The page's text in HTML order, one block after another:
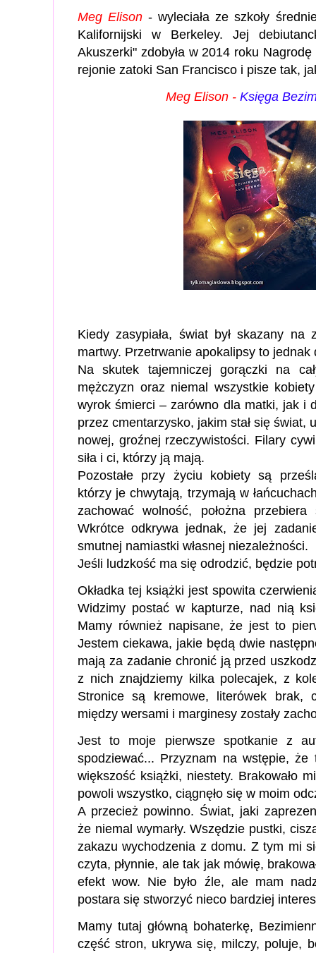
Meg Elison- wyleciała ze szkoły
Kalifornijski w Berkeley. Jej
Akuszerki" zdobyła w 2014 roku
rejonie zatoki San Francisco i pisze tak,
Meg Elison - Księga
Kiedy zasypiała, świat był skazany na
martwy. Przetrwanie apokalipsy to jednak
Na skutek tajemniczej gorączki na
mężczyzn oraz niemal wszystkie
wyrok śmierci – zarówno dla matki, jak i
przez cmentarzysko, jakim stał się świat,
nowej, groźnej rzeczywistości. Filary
siła i ci, którzy ją mają.
Pozostałe przy życiu kobiety są
którzy je chwytają, trzymają w
zachować wolność, położna
Wkrótce odkrywa jednak, że jej
smutnej namiastki własnej niezależności.
Jeśli ludzkość ma się odrodzić, będzie
Okładka tej książki jest spowita
Widzimy postać w kapturze, nad nią
Mamy również napisane, że jest to
Jestem ciekawa, jakie będą dwie
mają za zadanie chronić ją przed
z nich znajdziemy kilka polecajek, z
Stronice są kremowe, literówek brak,
między wersami i marginesy zostały
Jest to moje pierwsze spotkanie z
spodziewać... Przyznam na wstępie, że
większość książki, niestety. Brakowało
powoli wszystko, ciągnęło się w moim
A przecież powinno. Świat, jaki
że niemal wymarły. Wszędzie pustki,
zakazu wychodzenia z domu. Z tym mi
czyta, płynnie, ale tak jak mówię,
efekt wow. Nie było źle, ale mam
postara się stworzyć nieco bardziej
Mamy tutaj główną bohaterkę,
część stron, ukrywa się, milczy, poluje,